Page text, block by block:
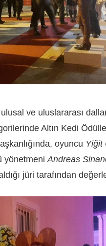
ve uluslararası
Altın Kedi
oyuncu Yiğit
yönetmeniAndreas
jüri tarafından